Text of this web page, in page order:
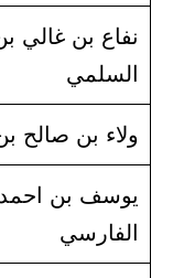
نفاع بن غالي
السلمي
ولاء بن صالح
يوسف بن
الفارسي